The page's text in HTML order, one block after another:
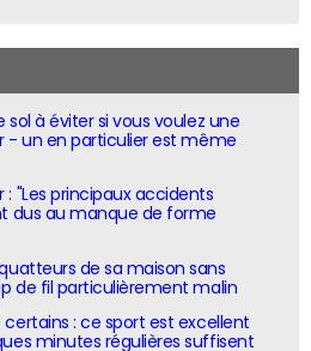
à éviter si vous voulez une
- un en particulier est même
"Les principaux accidents
dus au manque de forme
de sa maison sans
de fil particulièrement malin
certains : ce sport est excellent
minutes régulières suffisent